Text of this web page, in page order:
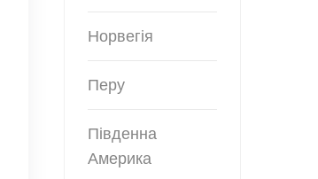
Норвегія
Перу
Південна
Америка